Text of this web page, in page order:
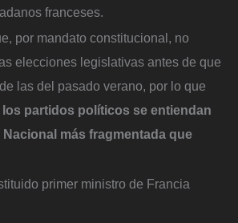
franceses.
por mandato constitucional, no
elecciones legislativas antes de que
las del pasado verano, por lo que
partidos políticos se entiendan
más fragmentada que
primer ministro de Francia